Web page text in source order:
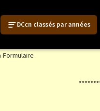
DCcn classés par années